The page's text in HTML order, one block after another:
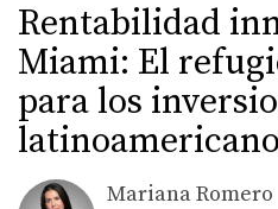
Rentabilidad
Miami: El
para los
Mariana Romero